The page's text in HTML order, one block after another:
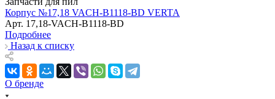
Корпус №17,18 VACH-B1118-BD VERTA
Арт. 17,18-VACH-B1118-BD
Подробнее
Назад к списку
О бренде